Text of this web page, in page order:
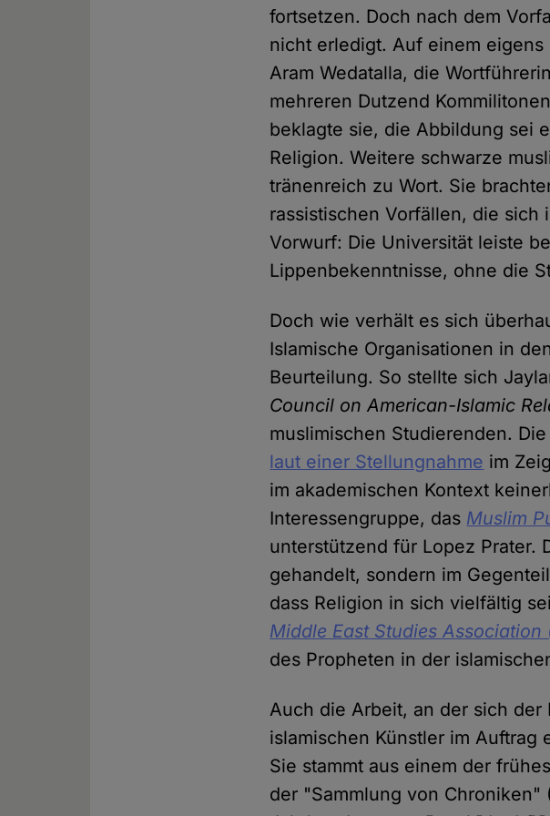
fortsetzen. Doch nach dem
nicht erledigt. Auf einem
Aram Wedatalla, die
mehreren Dutzend
beklagte sie, die Abbildung sei
Religion. Weitere schwarze
tränenreich zu Wort. Sie
rassistischen Vorfällen, die
Vorwurf: Die Universität leiste
Lippenbekenntnisse, ohne die
Doch wie verhält es sich
Islamische Organisationen in
Beurteilung. So stellte sich
Council on American-Islamic
muslimischen Studierenden.
laut einer Stellungnahme im
im akademischen Kontext
Interessengruppe, das Muslim
unterstützend für Lopez Prater.
gehandelt, sondern im
dass Religion in sich vielfältig
Middle East Studies Association
des Propheten in der
Auch die Arbeit, an der sich
islamischen Künstler im Auftrag
Sie stammt aus einem der
der "Sammlung von Chroniken"